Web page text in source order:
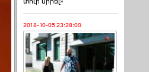
2018-10-05 23:28:00